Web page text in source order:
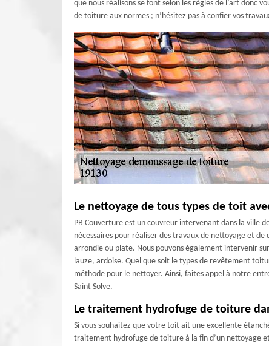
que nous réalisons se font selon les règles de l’art donc
de toiture aux normes ; n’hésitez pas à confier vos
Le nettoyage de tous types de toit
PB Couverture est un couvreur intervenant dans la ville
nécessaires pour réaliser des travaux de nettoyage et
arrondie ou plate. Nous pouvons également intervenir
lauze, ardoise. Quel que soit le types de revêtement
méthode pour le nettoyer. Ainsi, faites appel à notre
Saint Solve.
Le traitement hydrofuge de toiture
Si vous souhaitez que votre toit ait une excellente
traitement hydrofuge de toiture à la fin d’un nettoyage